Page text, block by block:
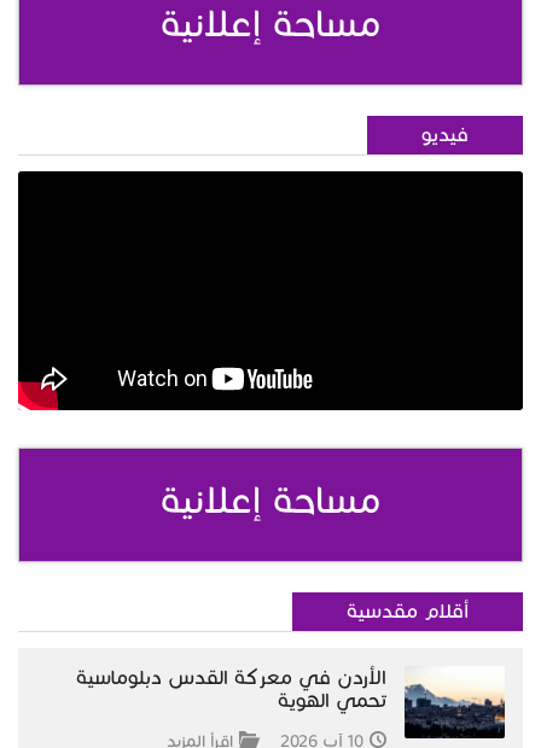
مساحة إعلانية
فيديو
مساحة إعلانية
أقلام مقدسية
الأردن في معركة القدس دبلوماسية
تحمي الهوية
10 آب 2026 اقرأ المزيد